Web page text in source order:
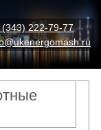
(343) 222-79-77